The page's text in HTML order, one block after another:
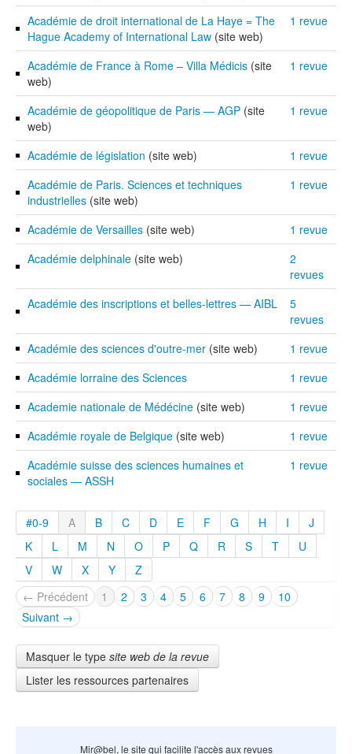
Académie de droit international de La Haye = The
Hague Academy of International Law(site web)
1 revue
Académie de France à Rome – Villa Médicis(site
web)
1 revue
Académie de géopolitique de Paris — AGP(site
web)
1 revue
Académie de législation (site web)
1 revue
Académie de Paris. Sciences et techniques
industrielles(site web)
1 revue
Académie de Versailles(site web)
1 revue
Académie delphinale(site web)
2
revues
Académie des inscriptions et belles-lettres — AIBL
5
revues
Académie des sciences d'outre-mer(site web)
1 revue
Académie lorraine des Sciences
1 revue
Academie nationale de Médécine(site web)
1 revue
Académie royale de Belgique(site web)
1 revue
Académie suisse des sciences humaines et
sociales — ASSH
1 revue
#0-9 A B C D E F G H I
J
K
L M N O P Q R S T
U
V
W X Y
Z
← Précédent
1 2 3 4 5 6 7 8 9
10
Suivant →
Masquer le type site web de la revue
Lister les ressources partenaires
Mir@bel, le site qui facilite l'accès aux revues